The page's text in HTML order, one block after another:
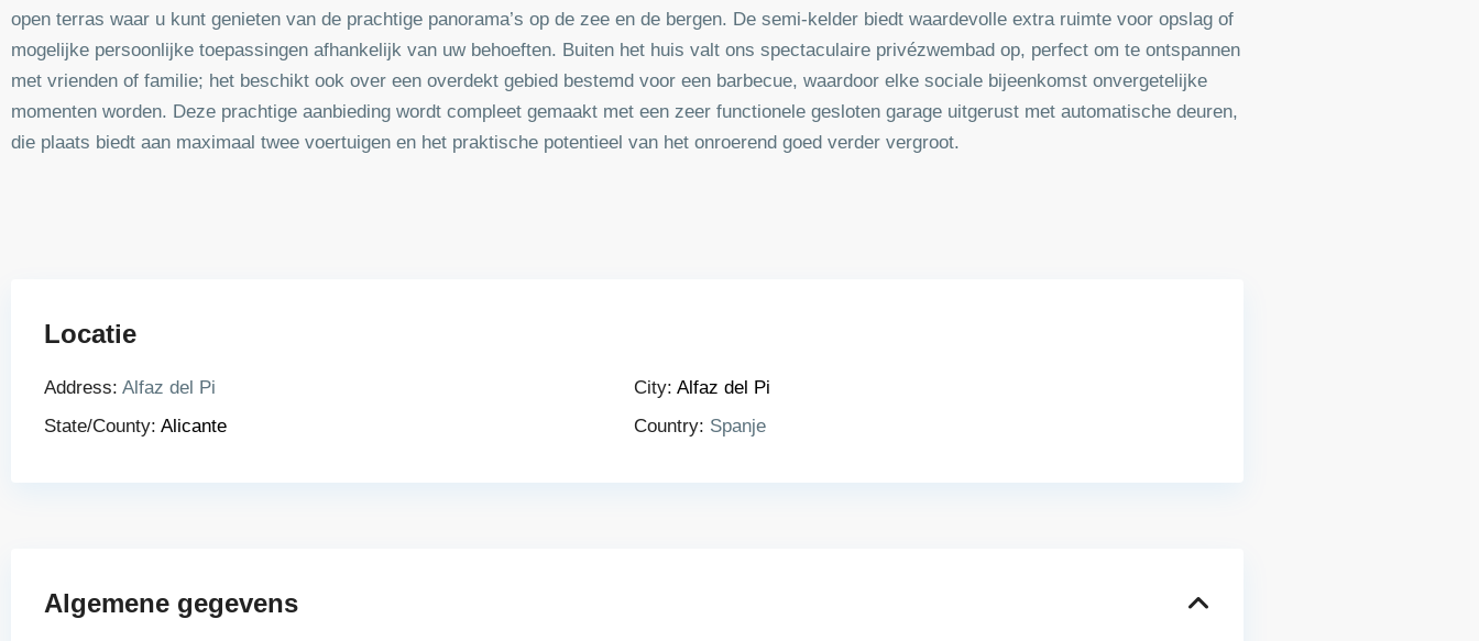
open terras waar u kunt genieten van de prachtige panorama’s op de zee en de bergen. De semi-kelder biedt waardevolle extra ruimte voor opslag of
mogelijke persoonlijke toepassingen afhankelijk van uw behoeften. Buiten het huis valt ons spectaculaire privézwembad op, perfect om te ontspannen
met vrienden of familie; het beschikt ook over een overdekt gebied bestemd voor een barbecue, waardoor elke sociale bijeenkomst onvergetelijke
momenten worden. Deze prachtige aanbieding wordt compleet gemaakt met een zeer functionele gesloten garage uitgerust met automatische deuren,
die plaats biedt aan maximaal twee voertuigen en het praktische potentieel van het onroerend goed verder vergroot.
Locatie
Address: Alfaz del Pi City: Alfaz del Pi
State/County: Alicante Country: Spanje
Algemene gegevens